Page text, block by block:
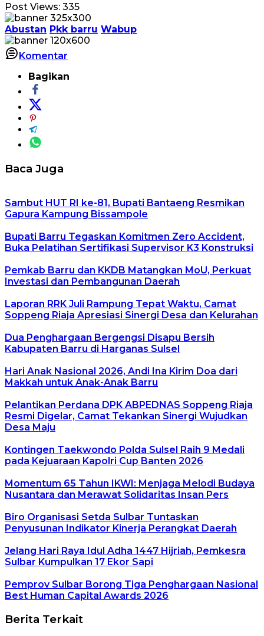
Post Views: 335
Abustan Pkk barru Wabup
Komentar
Bagikan
Baca Juga
Sambut HUT RI ke-81, Bupati Bantaeng Resmikan
Gapura Kampung Bissampole
Bupati Barru Tegaskan Komitmen Zero Accident,
Buka Pelatihan Sertifikasi Supervisor K3 Konstruksi
Pemkab Barru dan KKDB Matangkan MoU, Perkuat
Investasi dan Pembangunan Daerah
Laporan RRK Juli Rampung Tepat Waktu, Camat
Soppeng Riaja Apresiasi Sinergi Desa dan Kelurahan
Dua Penghargaan Bergengsi Disapu Bersih
Kabupaten Barru di Harganas Sulsel
Hari Anak Nasional 2026, Andi Ina Kirim Doa dari
Makkah untuk Anak-Anak Barru
Pelantikan Perdana DPK ABPEDNAS Soppeng Riaja
Resmi Digelar, Camat Tekankan Sinergi Wujudkan
Desa Maju
Kontingen Taekwondo Polda Sulsel Raih 9 Medali
pada Kejuaraan Kapolri Cup Banten 2026
Momentum 65 Tahun IKWI: Menjaga Melodi Budaya
Nusantara dan Merawat Solidaritas Insan Pers
Biro Organisasi Setda Sulbar Tuntaskan
Penyusunan Indikator Kinerja Perangkat Daerah
Jelang Hari Raya Idul Adha 1447 Hijriah, Pemkesra
Sulbar Kumpulkan 17 Ekor Sapi
Pemprov Sulbar Borong Tiga Penghargaan Nasional
Best Human Capital Awards 2026
Berita Terkait